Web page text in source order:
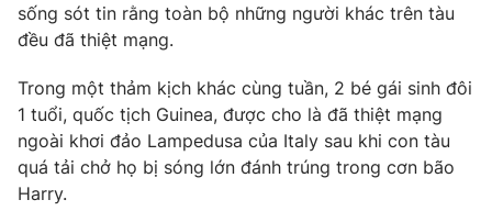
VTV Sức khoẻ
Thị trường 24h Tấm lòng Việt
VTV4 Vươn mình bằng AI
sống sót tin rằng toàn bộ những người khác trên tàu
đều đã thiệt mạng.
Trong một thảm kịch khác cùng tuần, 2 bé gái sinh đôi
1 tuổi, quốc tịch Guinea, được cho là đã thiệt mạng
ngoài khơi đảo Lampedusa của Italy sau khi con tàu
quá tải chở họ bị sóng lớn đánh trúng trong cơn bão
Harry.